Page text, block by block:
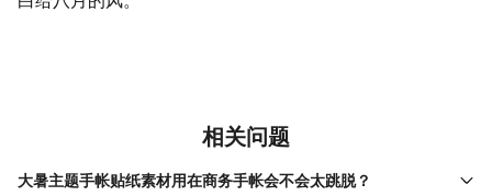
相关问题
大暑主题手帐贴纸素材用在商务手帐会不会太跳脱？